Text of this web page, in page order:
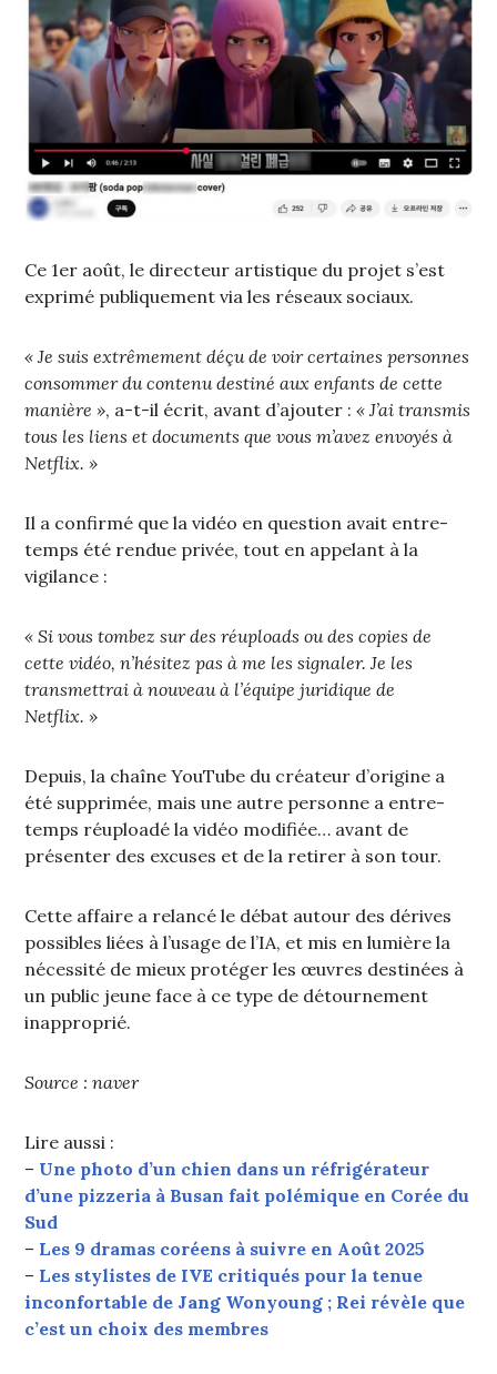
Ce 1er août, le directeur artistique du projet s’est
exprimé publiquement via les réseaux sociaux.
« Je suis extrêmement déçu de voir certaines personnes
consommer du contenu destiné aux enfants de cette
manière », a-t-il écrit, avant d’ajouter :« J’ai transmis
tous les liens et documents que vous m’avez envoyés à
Netflix. »
Il a confirmé que la vidéo en question avait entre-
temps été rendue privée, tout en appelant à la
vigilance :
« Si vous tombez sur des réuploads ou des copies de
cette vidéo, n’hésitez pas à me les signaler. Je les
transmettrai à nouveau à l’équipe juridique de
Netflix. »
Depuis, la chaîne YouTube du créateur d’origine a
été supprimée, mais une autre personne a entre-
temps réuploadé la vidéo modifiée… avant de
présenter des excuses et de la retirer à son tour.
Cette affaire a relancé le débat autour des dérives
possibles liées à l’usage de l’IA, et mis en lumière la
nécessité de mieux protéger les œuvres destinées à
un public jeune face à ce type de détournement
inapproprié.
Source : naver
Lire aussi :
– Une photo d’un chien dans un réfrigérateur
d’une pizzeria à Busan fait polémique en Corée du
Sud
– Les 9 dramas coréens à suivre en Août 2025
– Les stylistes de IVE critiqués pour la tenue
inconfortable de Jang Wonyoung ; Rei révèle que
c’est un choix des membres